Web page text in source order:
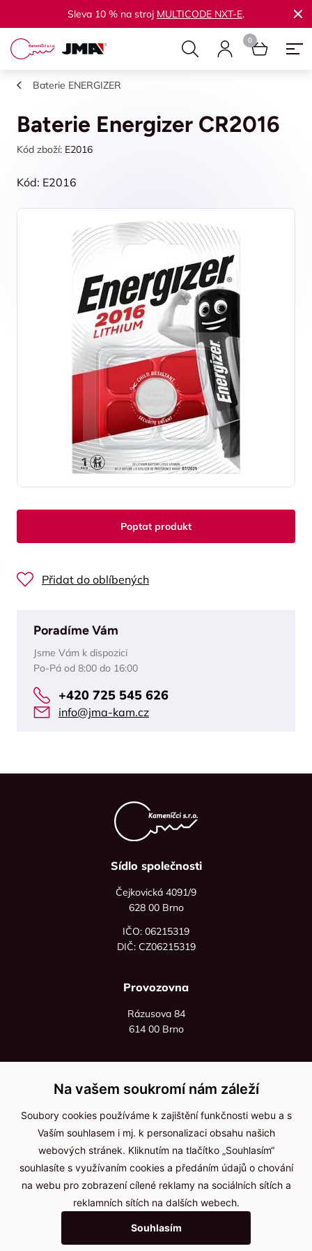
Sleva 10 % na stroj MULTICODE NXT-E.
Baterie ENERGIZER
Baterie Energizer CR2016
Kód zboží: E2016
Kód: E2016
Poptat produkt
Přidat do oblíbených
Poradíme Vám
Jsme Vám k dispozici
Po-Pá od 8:00 do 16:00
+420 725 545 626
info@jma-kam.cz
Sídlo společnosti
Čejkovická 4091/9
628 00 Brno
IČO: 06215319
DIČ: CZ06215319
Provozovna
Rázusova 84
614 00 Brno
+420 736 535 066
Po - pá: 8:00 - 16:00
info@jma-kam.cz
Důležité informace
Ochrana osobních údajů
Cookies
Na vašem soukromí nám záleží
Soubory cookies používáme k zajištění funkčnosti webu a s
Vaším souhlasem i mj. k personalizaci obsahu našich
webových stránek. Kliknutím na tlačítko „Souhlasím“
souhlasíte s využívaním cookies a předáním údajů o chování
na webu pro zobrazení cílené reklamy na sociálních sítích a
reklamních sítích na dalších webech.
Souhlasím